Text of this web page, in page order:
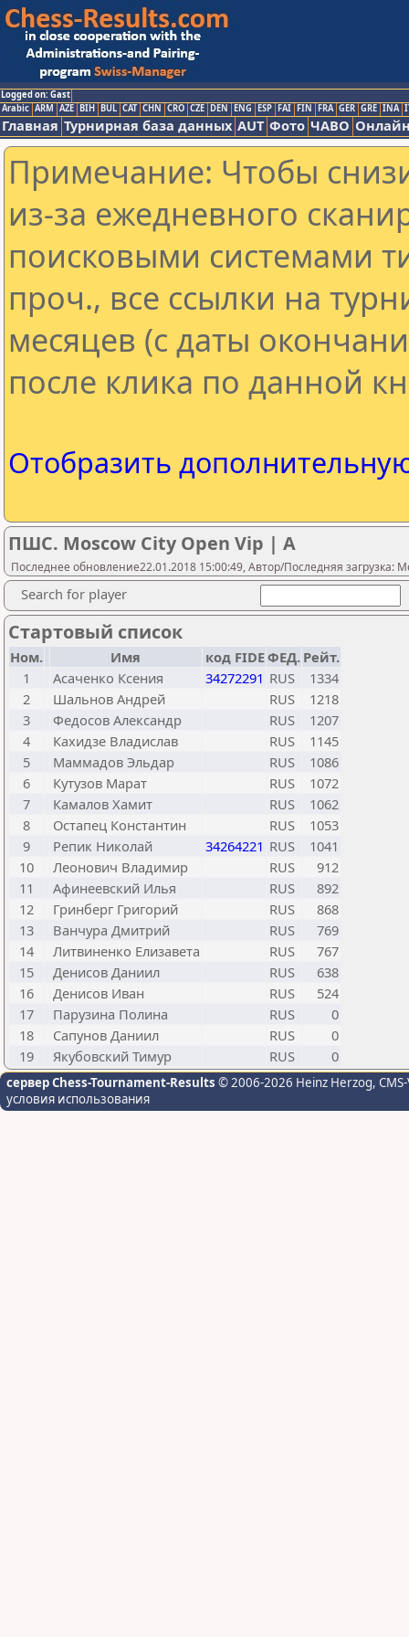
Logged on: Gast
Arabic ARM AZE BIH BUL CAT CHN CRO CZE DEN ENG ESP FAI FIN FRA GER GRE INA
Главная Турнирная база данных AUT Фото ЧАВО
Примечание: Чтобы
из-за ежедневного
поисковыми системами
проч., все ссылки на
месяцев (с даты
после клика по данной
Отобразить
ПШС. Moscow City Open Vip | A
Последнее обновление22.01.2018 15:00:49, Автор/Последняя загрузка:
Search for player
Стартовый список
Ном. Имя код FIDEФЕД. Рейт.
1
Асаченко Ксения 34272291 RUS
1334
2
Шальнов Андрей RUS
1218
3
Федосов Александр RUS
1207
4
Кахидзе Владислав RUS
1145
5
Маммадов Эльдар RUS
1086
6
Кутузов Марат RUS
1072
7
Камалов Хамит RUS
1062
8
Остапец Константин RUS
1053
9
Репик Николай 34264221 RUS
1041
10
Леонович Владимир RUS
912
11
Афинеевский Илья RUS
892
12
Гринберг Григорий RUS
868
13
Ванчура Дмитрий RUS
769
14
Литвиненко Елизавета RUS
767
15
Денисов Даниил RUS
638
16
Денисов Иван RUS
524
17
Парузина Полина RUS
0
18
Сапунов Даниил RUS
0
19
Якубовский Тимур RUS 0
сервер Chess-Tournament-Results © 2006-2026 Heinz Herzog,
условия использования